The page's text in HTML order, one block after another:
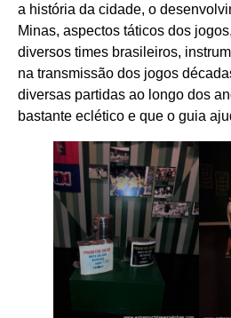
a história da cidade, o
Minas, aspectos táticos dos
diversos times brasileiros,
na transmissão dos jogos
diversas partidas ao longo dos
bastante eclético e que o guia